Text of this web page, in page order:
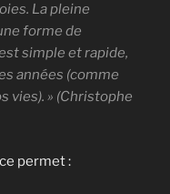
La pleine
forme de
simple et rapide,
années (comme
vies). » (Christophe
permet :